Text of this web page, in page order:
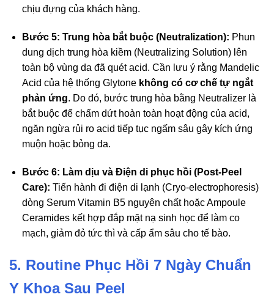
chịu đựng của khách hàng.
Bước 5: Trung hòa bắt buộc (Neutralization): Phun
dung dịch trung hòa kiềm (Neutralizing Solution) lên
toàn bộ vùng da đã quét acid. Cần lưu ý rằng Mandelic
Acid của hệ thống Glytone không có cơ chế tự ngắt
phản ứng. Do đó, bước trung hòa bằng Neutralizer là
bắt buộc để chấm dứt hoàn toàn hoạt động của acid,
ngăn ngừa rủi ro acid tiếp tục ngấm sâu gây kích ứng
muộn hoặc bỏng da.
Bước 6: Làm dịu và Điện di phục hồi (Post-Peel
Care): Tiến hành đi điện di lạnh (Cryo-electrophoresis)
dòng Serum Vitamin B5 nguyên chất hoặc Ampoule
Ceramides kết hợp đắp mặt nạ sinh học để làm co
mạch, giảm đỏ tức thì và cấp ẩm sâu cho tế bào.
5. Routine Phục Hồi 7 Ngày Chuẩn
Y Khoa Sau Peel